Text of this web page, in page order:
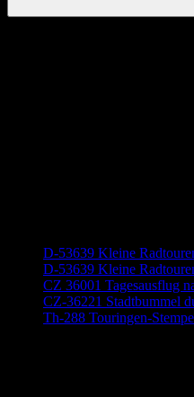
Suchen
D-53639 Kleine
D-53639 Kleine
CZ 36001 Tagesausflug
CZ-36221 Stadtbummel
Th-288 Touringen-